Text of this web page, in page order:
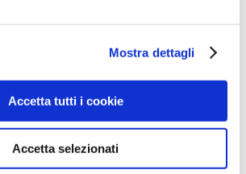
Mostra dettagli
Accetta tutti i cookie
Accetta selezionati
Primo Maggio